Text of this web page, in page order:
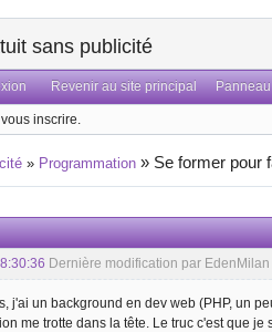
sans publicité
Revenir au site principal
inscrire.
» Programmation » Se former pour
Dernière modification par
j'ai un background en dev web (PHP, un
me trotte dans la tête. Le truc c'est que